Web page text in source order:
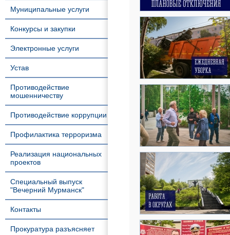
Муниципальные услуги
Конкурсы и закупки
Электронные услуги
Устав
Противодействие
мошенничеству
Противодействие коррупции
Профилактика терроризма
Реализация национальных
проектов
Специальный выпуск
"Вечерний Мурманск"
Контакты
Прокуратура разъясняет